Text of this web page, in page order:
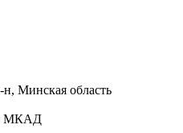
Минская область
МКАД